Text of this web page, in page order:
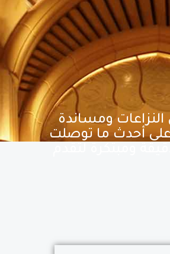
ومساندة
على أحدث ما توصلت